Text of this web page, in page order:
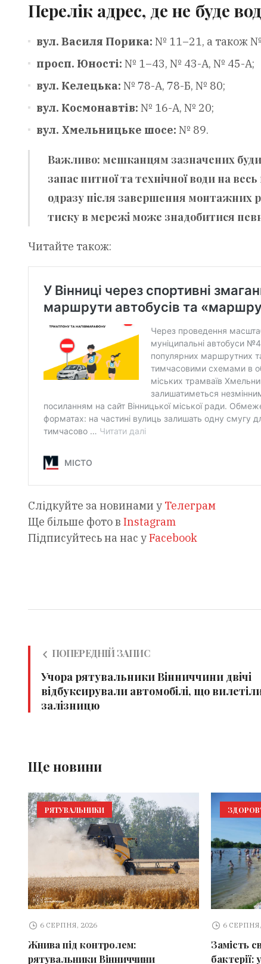
Перелік адрес, де не буде
вул. Василя Порика: № 11–21, а також
просп. Юності: № 1–43, № 43-А, № 45-А;
вул. Келецька: № 78-А, 78-Б, № 80;
вул. Космонавтів: № 16-А, № 20;
вул. Хмельницьке шосе: № 89.
Важливо: мешканцям зазначених
запас питної та технічної води на
одразу після завершення монтажних
тиску в мережі може знадобитися
Читайте також:
Слідкуйте за новинами у Телеграм
Ще більше фото в Instagram
Підписуйтесь на нас уFacebook
ПОПЕРЕДНІЙ ЗАПИС
Учора рятувальники Вінниччини двічі
відбуксирували автомобілі, що
залізницю
Ще новини
РЯТУВАЛЬНИКИ
6 СЕРПНЯ, 2026
Жнива під контролем:
рятувальники Вінниччини
6
Замість
бактерії: